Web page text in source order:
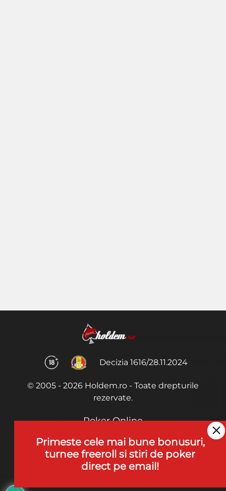
Decizia 1616/28.11.2024
© 2005 - 2026 Holdem.ro - Toate drepturile
rezervate.
Poker Online
Termeni si Conditii
Joaca Poker
Primeste cele mai bune bonusuri,
turnee freeroll si stiri de poker
direct pe email!